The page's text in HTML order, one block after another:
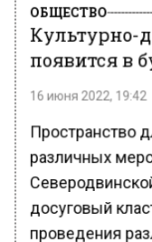
ОБЩЕСТВО
Культурно-
появится в
16 июня 2022, 19:42
Пространство
различных
досуговый
проведения